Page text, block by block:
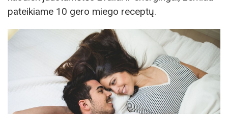
pateikiame 10 gero miego receptų.